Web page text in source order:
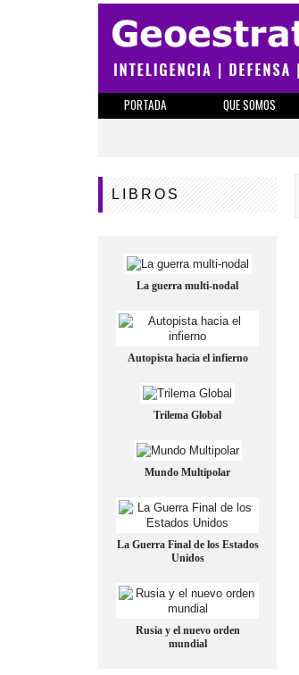
PORTADA QUE SOMOS
LIBROS
La guerra multi-nodal
Autopista hacia el infierno
Trilema Global
Mundo Multipolar
La Guerra Final de los Estados
Unidos
Rusia y el nuevo orden
mundial